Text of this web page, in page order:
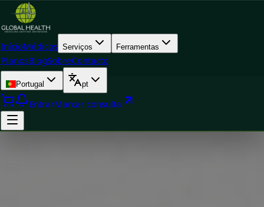
InícioMédicos Serviços Ferramentas
PlanosBlogSobreContacto
Portugal pt
EntrarMarcar consulta
Doctor